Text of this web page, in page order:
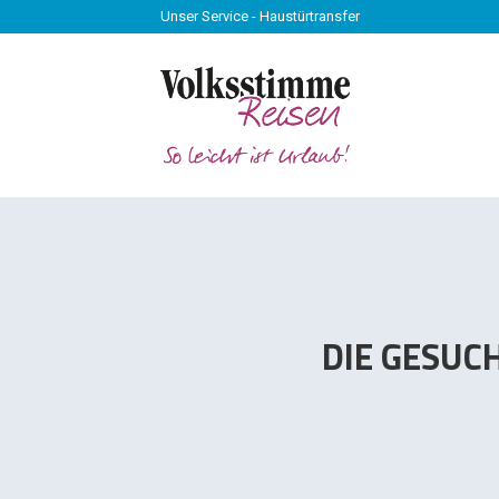
Unser Service - Haustürtransfer
Unser Service - Haustürtransfer
DIE